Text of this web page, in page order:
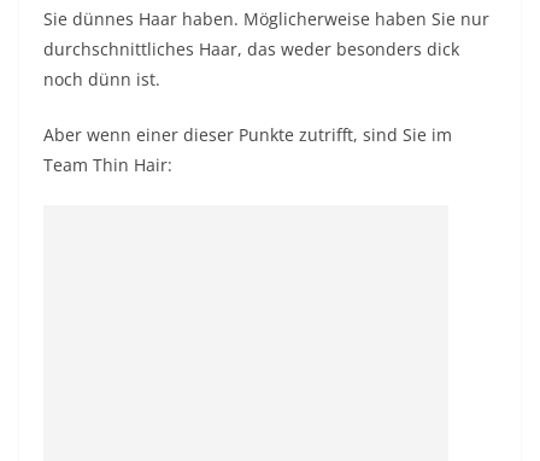
Sie dünnes Haar haben. Möglicherweise haben Sie nur
durchschnittliches Haar, das weder besonders dick
noch dünn ist.
Aber wenn einer dieser Punkte zutrifft, sind Sie im
Team Thin Hair: